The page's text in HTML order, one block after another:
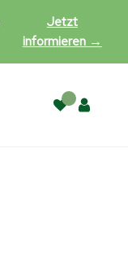
Jetzt
informieren →